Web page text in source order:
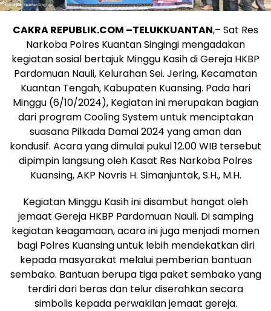
CAKRA REPUBLIK.COM –TELUKKUANTAN,– Sat Res
Narkoba Polres Kuantan Singingi mengadakan
kegiatan sosial bertajuk Minggu Kasih di Gereja HKBP
Pardomuan Nauli, Kelurahan Sei. Jering, Kecamatan
Kuantan Tengah, Kabupaten Kuansing. Pada hari
Minggu (6/10/2024), Kegiatan ini merupakan bagian
dari program Cooling System untuk menciptakan
suasana Pilkada Damai 2024 yang aman dan
kondusif. Acara yang dimulai pukul 12.00 WIB tersebut
dipimpin langsung oleh Kasat Res Narkoba Polres
Kuansing, AKP Novris H. Simanjuntak, S.H., M.H.
Kegiatan Minggu Kasih ini disambut hangat oleh
jemaat Gereja HKBP Pardomuan Nauli. Di samping
kegiatan keagamaan, acara ini juga menjadi momen
bagi Polres Kuansing untuk lebih mendekatkan diri
kepada masyarakat melalui pemberian bantuan
sembako. Bantuan berupa tiga paket sembako yang
terdiri dari beras dan telur diserahkan secara
simbolis kepada perwakilan jemaat gereja.